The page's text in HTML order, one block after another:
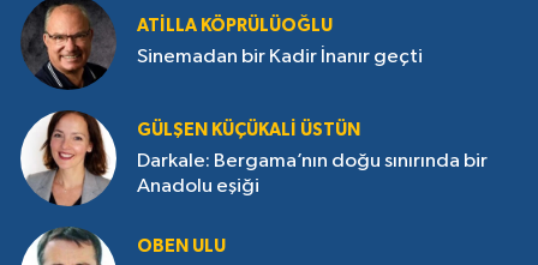
ATILLA KÖPRÜLÜOĞLU
Sinemadan bir Kadir İnanır geçti
GÜLŞEN KÜÇÜKALI ÜSTÜN
Darkale: Bergama’nın doğu sınırında bir
Anadolu eşiği
OBEN ULU